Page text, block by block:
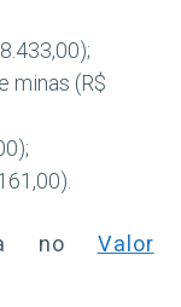
minas (R$
no Valor